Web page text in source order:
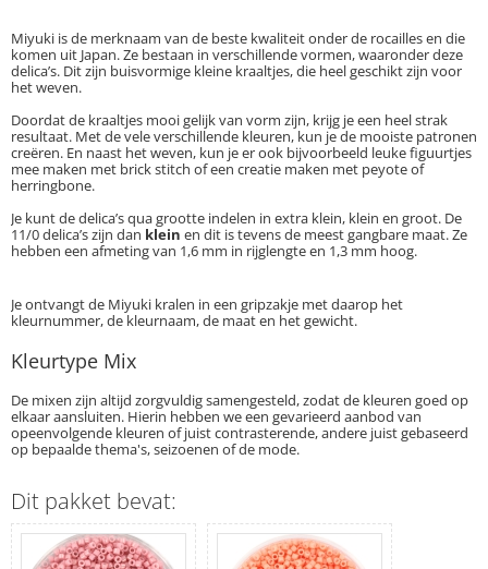
Miyuki is de merknaam van de beste kwaliteit onder de rocailles en die
komen uit Japan. Ze bestaan in verschillende vormen, waaronder deze
delica’s. Dit zijn buisvormige kleine kraaltjes, die heel geschikt zijn voor
het weven.
Doordat de kraaltjes mooi gelijk van vorm zijn, krijg je een heel strak
resultaat. Met de vele verschillende kleuren, kun je de mooiste patronen
creëren. En naast het weven, kun je er ook bijvoorbeeld leuke figuurtjes
mee maken met brick stitch of een creatie maken met peyote of
herringbone.
Je kunt de delica’s qua grootte indelen in extra klein, klein en groot. De
11/0 delica’s zijn dan klein en dit is tevens de meest gangbare maat. Ze
hebben een afmeting van 1,6 mm in rijglengte en 1,3 mm hoog.
Je ontvangt de Miyuki kralen in een gripzakje met daarop het
kleurnummer, de kleurnaam, de maat en het gewicht.
Kleurtype Mix
De mixen zijn altijd zorgvuldig samengesteld, zodat de kleuren goed op
elkaar aansluiten. Hierin hebben we een gevarieerd aanbod van
opeenvolgende kleuren of juist contrasterende, andere juist gebaseerd
op bepaalde thema's, seizoenen of de mode.
Dit pakket bevat: